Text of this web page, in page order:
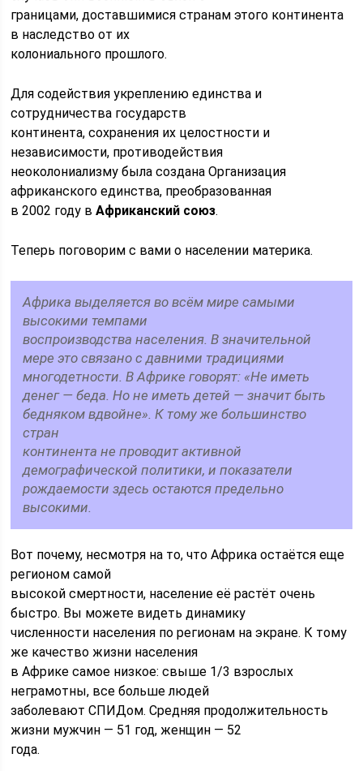
гpaницами, доставшимися странам этого континента
в наследство от их
колониального прошлого.
Для содействия укреплению единства и
сотрудничества гocyдарств
континента, сохранения их целостности и
независимости, противодействия
неоколониализму была создана Организация
афpиканского единства, преобразованная
в 2002 году вАфриканский союз.
Теперь поговорим с вами о населении материка.
Африка выделяется во всём мире самыми
высокими темпами
воспроизводства населения. В значительной
мере это связано с давними традициями
многодетности. В Африке говорят: «Не иметь
денег — беда. Но не иметь детей — значит быть
бедняком вдвойне». К тому же большинство
стран
континента не проводит активной
демографической политики, и показатели
рождаемости здесь остаются предельно
высокими.
Вот почему, несмотря на то, что Африка остаётся еще
регионом самой
высокой смертности, население её растёт очень
быстро. Вы можете видеть динамику
численности населения по регионам на экране. К тому
же качество жизни населения
в Африке самое низкое: свыше 1/3 взрослых
неграмотны, все больше людей
заболевают СПИДом. Средняя продолжительность
жизни мужчин — 51 год, женщин — 52
года.